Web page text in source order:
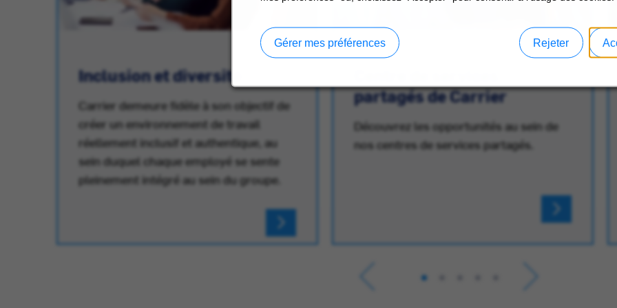
Rejeter
Gérer mes préférences
Inclusion et diversité
Carrier demeure fidèle à son objectif de
créer un environnement de travail
réellement inclusif et authentique, au
sein duquel chaque employé se sente
pleinement intégré au sein du groupe.
partagés de Carrier
Découvrez les opportunités au sein de
nos centres de services partagés.